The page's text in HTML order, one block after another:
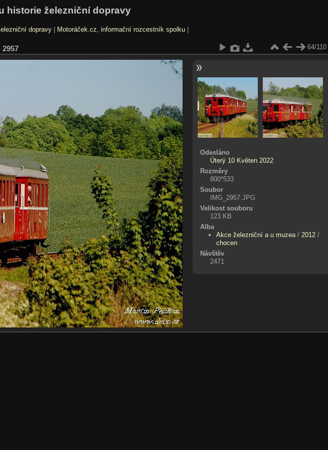
historie železniční dopravy
dopravy| Motoráček.cz, informační rozcestník spolku|
2957 64/110
Odesláno
Úterý 10 Květen 2022
Rozměry
800*533
Soubor
IMG_2957.JPG
Velikost souboru
123 KB
Alba
Akce železniční a u muzea / 2012 /
chocen
Návštěv
2471